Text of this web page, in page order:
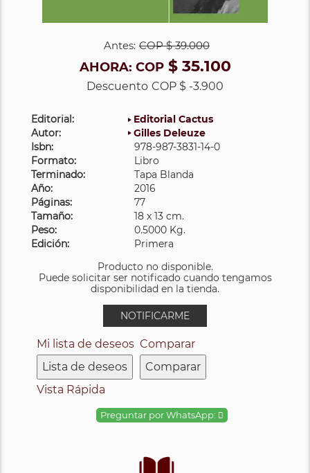
Antes: COP$ 39.000
AHORA: COP$ 35.100
Descuento COP $ -3.900
Editorial:
Editorial Cactus
Autor:
Gilles Deleuze
Isbn:
978-987-3831-14-0
Formato:
Libro
Terminado:
Tapa Blanda
Año:
2016
Páginas:
77
Tamaño:
18 x 13 cm.
Peso:
0.5000 Kg.
Edición:
Primera
Producto no disponible.
Puede solicitar ser notificado cuando tengamos
disponibilidad en la tienda.
NOTIFICARME
Mi lista de deseos
Lista de deseos
Comparar
Comparar
Vista Rápida
Preguntar por WhatsApp: